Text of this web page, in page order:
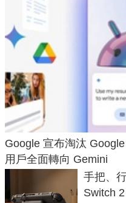
Google 宣布淘汰
用戶全面轉向 Gemini
手把、
Switch